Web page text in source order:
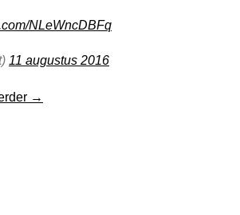
NLeWncDBFq
11 augustus 2016
Den Haag Pokémon hoofdstad van
→